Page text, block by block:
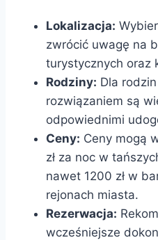
Lokalizacja:
zwrócić uwagę na
turystycznych oraz
Rodziny: Dla
rozwiązaniem są
odpowiednimi
Ceny: Ceny mogą
zł za noc w
nawet 1200 zł w
rejonach miasta.
Rezerwacja:
wcześniejsze